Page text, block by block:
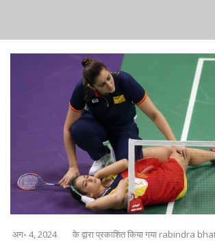
अग॰ 4, 2024 के द्वारा प्रकाशित किया गया rabindra